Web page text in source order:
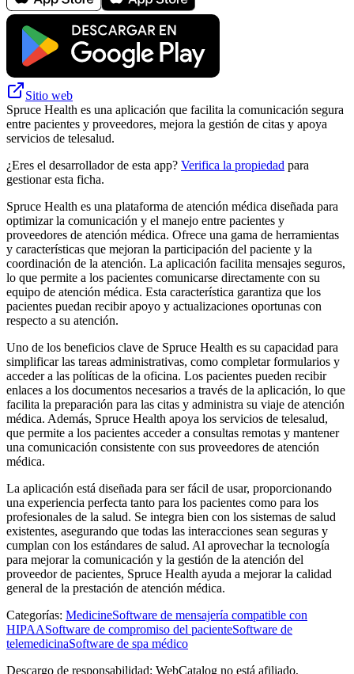
Sitio web
Spruce Health es una aplicación que facilita la comunicación segura
entre pacientes y proveedores, mejora la gestión de citas y apoya
servicios de telesalud.
¿Eres el desarrollador de esta app? Verifica la propiedad para
gestionar esta ficha.
Spruce Health es una plataforma de atención médica diseñada para
optimizar la comunicación y el manejo entre pacientes y
proveedores de atención médica. Ofrece una gama de herramientas
y características que mejoran la participación del paciente y la
coordinación de la atención. La aplicación facilita mensajes seguros,
lo que permite a los pacientes comunicarse directamente con su
equipo de atención médica. Esta característica garantiza que los
pacientes puedan recibir apoyo y actualizaciones oportunas con
respecto a su atención.
Uno de los beneficios clave de Spruce Health es su capacidad para
simplificar las tareas administrativas, como completar formularios y
acceder a las políticas de la oficina. Los pacientes pueden recibir
enlaces a los documentos necesarios a través de la aplicación, lo que
facilita la preparación para las citas y administra su viaje de atención
médica. Además, Spruce Health apoya los servicios de telesalud,
que permite a los pacientes acceder a consultas remotas y mantener
una comunicación consistente con sus proveedores de atención
médica.
La aplicación está diseñada para ser fácil de usar, proporcionando
una experiencia perfecta tanto para los pacientes como para los
profesionales de la salud. Se integra bien con los sistemas de salud
existentes, asegurando que todas las interacciones sean seguras y
cumplan con los estándares de salud. Al aprovechar la tecnología
para mejorar la comunicación y la gestión de la atención del
proveedor de pacientes, Spruce Health ayuda a mejorar la calidad
general de la prestación de atención médica.
Categorías: MedicineSoftware de mensajería compatible con
HIPAASoftware de compromiso del pacienteSoftware de
telemedicinaSoftware de spa médico
Descargo de responsabilidad: WebCatalog no está afiliado,